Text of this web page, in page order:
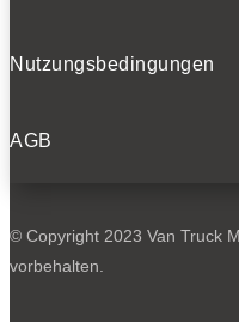
Nutzungsbedingungen
AGB
© Copyright 2023 Van Truck
vorbehalten.